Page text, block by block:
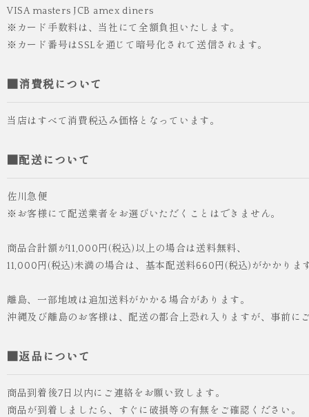
VISA masters JCB amex diners
※カード手数料は、当社にて全額負担いたします。
※カード番号はSSLを通じて暗号化されて送信されます。
■消費税について
当店はすべて消費税込み価格となっています。
■配送について
佐川急便
※お客様にて配送業者をお選びいただくことはできません。
商品合計額が11,000円(税込)以上の場合は送料無料、
11,000円(税込)未満の場合は、基本配送料660円(税込)がかかりま
離島、一部地域は追加送料がかかる場合があります。
沖縄及び離島のお客様は、配送の都合上恐れ入りますが、事前に
■返品について
商品到着後7日以内にご連絡をお願い致します。
商品が到着しましたら、すぐに破損等の有無をご確認ください。